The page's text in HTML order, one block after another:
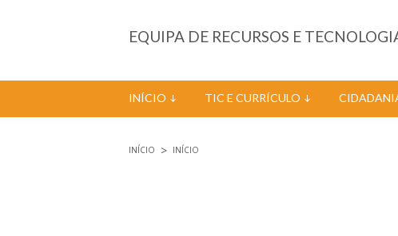
EQUIPA DE RECURSOS E
INÍCIO TIC E CURRÍCULO
INÍCIO INÍCIO